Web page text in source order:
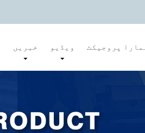
خبریں ویڈیو ہمارا پروجیکٹ